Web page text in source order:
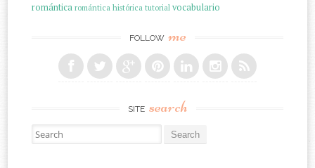
romántica romántica histórica tutorial vocabulario
FOLLOW me
SITE search
Search for: